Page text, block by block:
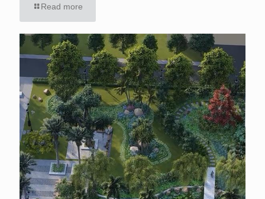
Read more